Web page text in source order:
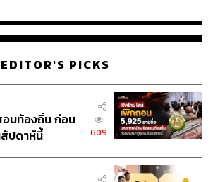
THE STANDARD TEAM
กองบรรณาธิการ THE STANDARD
ช่างภาพข่าว ประจำสำนักข่าว THE
STANDARD
EDITOR'S PICKS
บท้องถิ่น ก่อน
ปดาห์นี้
609